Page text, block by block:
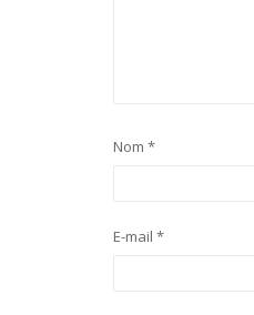
Nom *
E-mail *